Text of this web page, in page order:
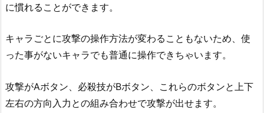
に慣れることができます。
キャラごとに攻撃の操作方法が変わることもないため、使
った事がないキャラでも普通に操作できちゃいます。
攻撃がAボタン、必殺技がBボタン、これらのボタンと上下
左右の方向入力との組み合わせで攻撃が出せます。